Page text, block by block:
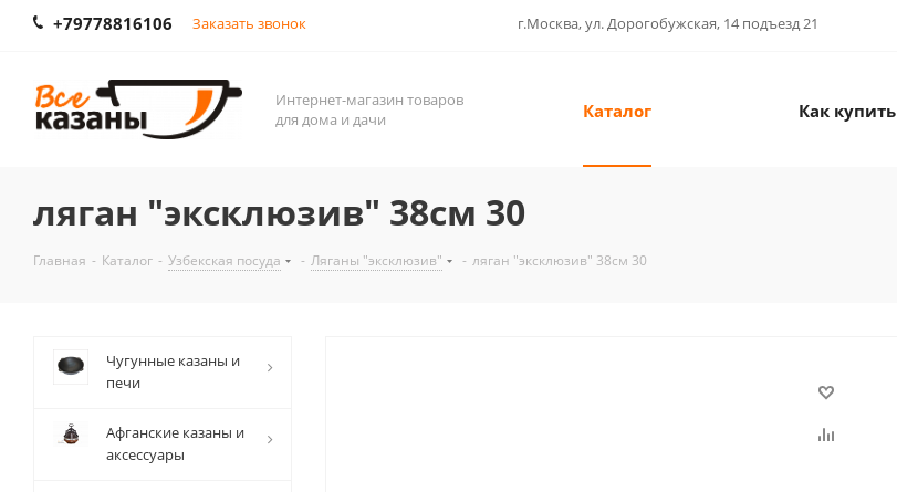
+79778816106 Заказать звонок г.Москва, ул. Дорогобужская, 14 подъезд 21
Интернет-магазин товаров
для дома и дачи
Каталог Как купить
ляган "эксклюзив" 38см 30
Главная - Каталог - Узбекская посуда - Ляганы "эксклюзив" - ляган "эксклюзив" 38см 30
Чугунные казаны и
печи
Афганские казаны и
аксессуары